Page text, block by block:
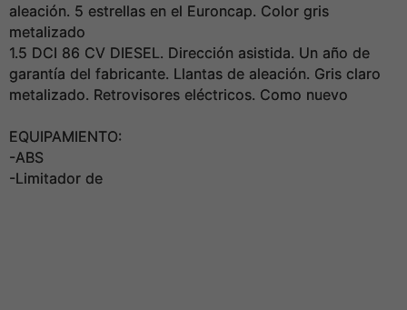
aleación. 5 estrellas en el Euroncap. Color gris
metalizado
1.5 DCI 86 CV DIESEL. Dirección asistida. Un año de
garantía del fabricante. Llantas de aleación. Gris claro
metalizado. Retrovisores eléctricos. Como nuevo
EQUIPAMIENTO:
-ABS
-Limitador de